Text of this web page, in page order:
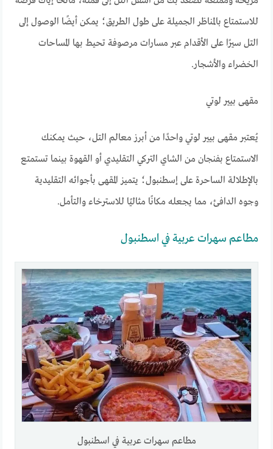
للاستمتاع بالمناظر الجميلة على طول الطريق؛ يمكن أيضًا الوصول إلى
التل سيرًا على الأقدام عبر مسارات مرصوفة تحيط بها المساحات
الخضراء والأشجار.
مقهى بيير لوتي
يُعتبر مقهى بيير لوتي واحدًا من أبرز معالم التل، حيث يمكنك
الاستمتاع بفنجان من الشاي التركي التقليدي أو القهوة بينما تستمتع
بالإطلالة الساحرة على إسطنبول؛ يتميز المقهى بأجوائه التقليدية
وجوه الدافئ، مما يجعله مكانًا مثاليًا للاسترخاء والتأمل.
مطاعم سهرات عربية في اسطنبول
مطاعم سهرات عربية في اسطنبول